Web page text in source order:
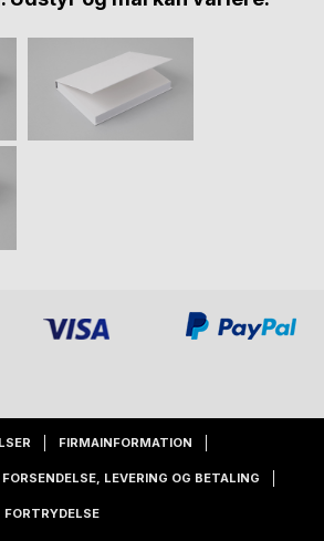
FIRMAINFORMATION
FORSENDELSE, LEVERING OG BETALING
FORTRYDELSE